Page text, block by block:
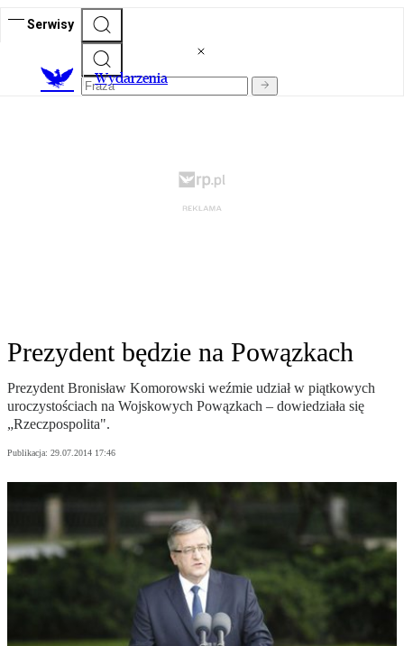
Serwisy
Wydarzenia
Prezydent będzie na Powązkach
Prezydent Bronisław Komorowski weźmie udział w piątkowych
uroczystościach na Wojskowych Powązkach – dowiedziała się
„Rzeczpospolita".
Publikacja: 29.07.2014 17:46